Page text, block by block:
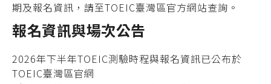
期及報名資訊，請至TOEIC臺灣區官方網站查詢。
報名資訊與場次公告
2026年下半年TOEIC測驗時程與報名資訊已公布於
TOEIC臺灣區官網